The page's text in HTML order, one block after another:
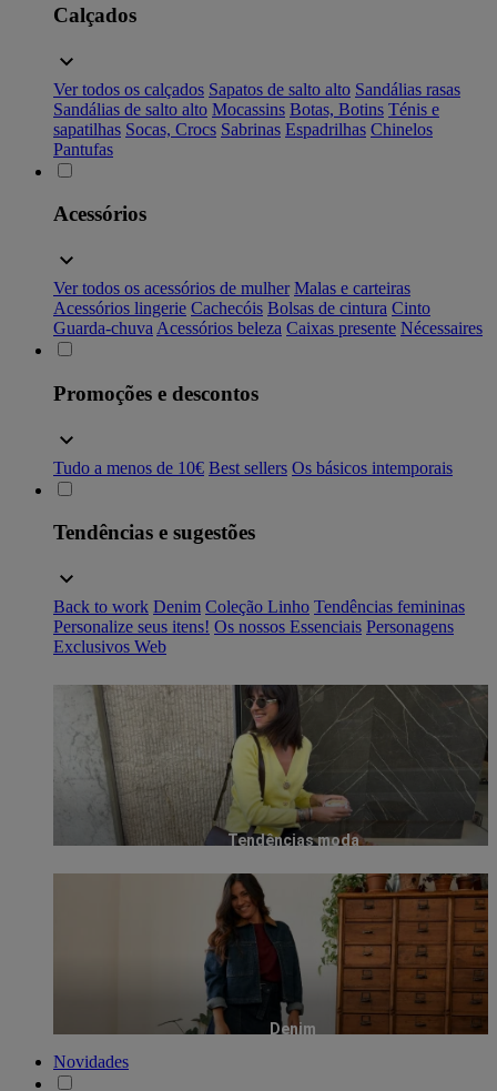
Calçados
Ver todos os calçados Sapatos de salto alto Sandálias rasas
Sandálias de salto alto Mocassins Botas, Botins Ténis e
sapatilhas Socas, Crocs Sabrinas Espadrilhas Chinelos
Pantufas
Acessórios
Ver todos os acessórios de mulher Malas e carteiras
Acessórios lingerie Cachecóis Bolsas de cintura Cinto
Guarda-chuva Acessórios beleza Caixas presente Nécessaires
Promoções e descontos
Tudo a menos de 10€ Best sellers Os básicos intemporais
Tendências e sugestões
Back to work Denim Coleção Linho Tendências femininas
Personalize seus itens! Os nossos Essenciais Personagens
Exclusivos Web
Tendências moda
Denim
Novidades